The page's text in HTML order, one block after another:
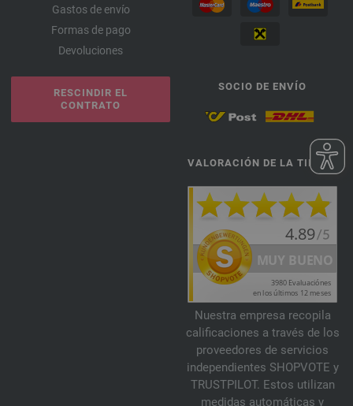
Gastos de envío
Formas de pago
Devoluciones
RESCINDIR EL
CONTRATO
SOCIO DE ENVÍO
VALORACIÓN DE LA TIENDA
Nuestra empresa recopila
calificaciones a través de los
proveedores de servicios
independientes SHOPVOTE y
TRUSTPILOT. Estos utilizan
medidas automáticas y